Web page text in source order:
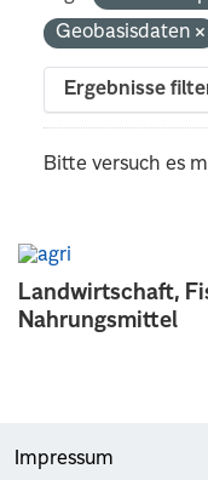
Landwirtschaft,
Nahrungsmittel
Geobasisdaten
Ergebnisse
Bitte versuch es
Impressum